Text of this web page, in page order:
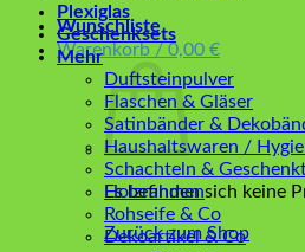
Wunschliste
Warenkorb / 0,00 €
Es befinden sich keine
Zurück zum Shop
Plexiglas
Geschenksets
Mehr
Duftsteinpulver
Flaschen & Gläser
Satinbänder &
Haushaltswaren /
Schachteln &
Holzrahmen
Rohseife & Co
Dekoartikel & Co